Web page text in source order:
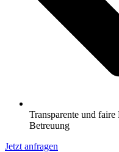
Transparente und
Betreuung
Jetzt anfragen